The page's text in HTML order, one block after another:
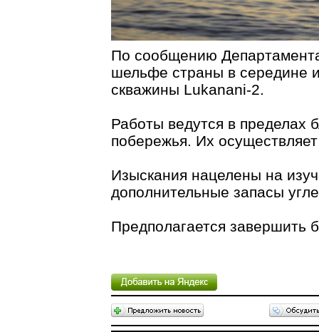
По сообщению
шельфе страны в середине
скважины Lukanani-2.
Работы ведутся в пределах
побережья. Их
Изыскания нацелены на
дополнительные запасы
Предполагается завершить